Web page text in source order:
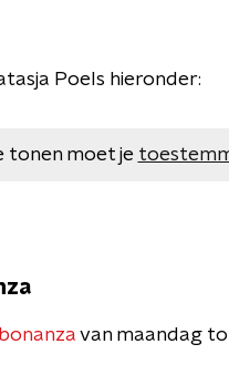
Poels hieronder:
tonen moet je
van maandag